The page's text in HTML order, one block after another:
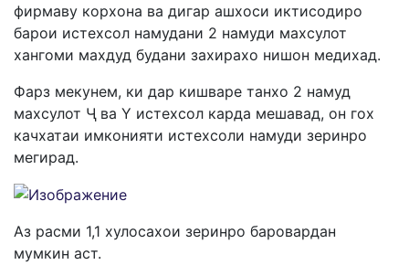
фирмаву корхона ва дигар ашхоси иктисодиро
барои истехсол намудани 2 намуди махсулот
хангоми махдуд будани захирахо нишон медихад.
Фарз мекунем, ки дар кишваре танхо 2 намуд
махсулот Ҷ ва Y истехсол карда мешавад, он гох
качхатаи имконияти истехсоли намуди зеринро
мегирад.
Аз расми 1,1 хулосахои зеринро баровардан
мумкин аст.